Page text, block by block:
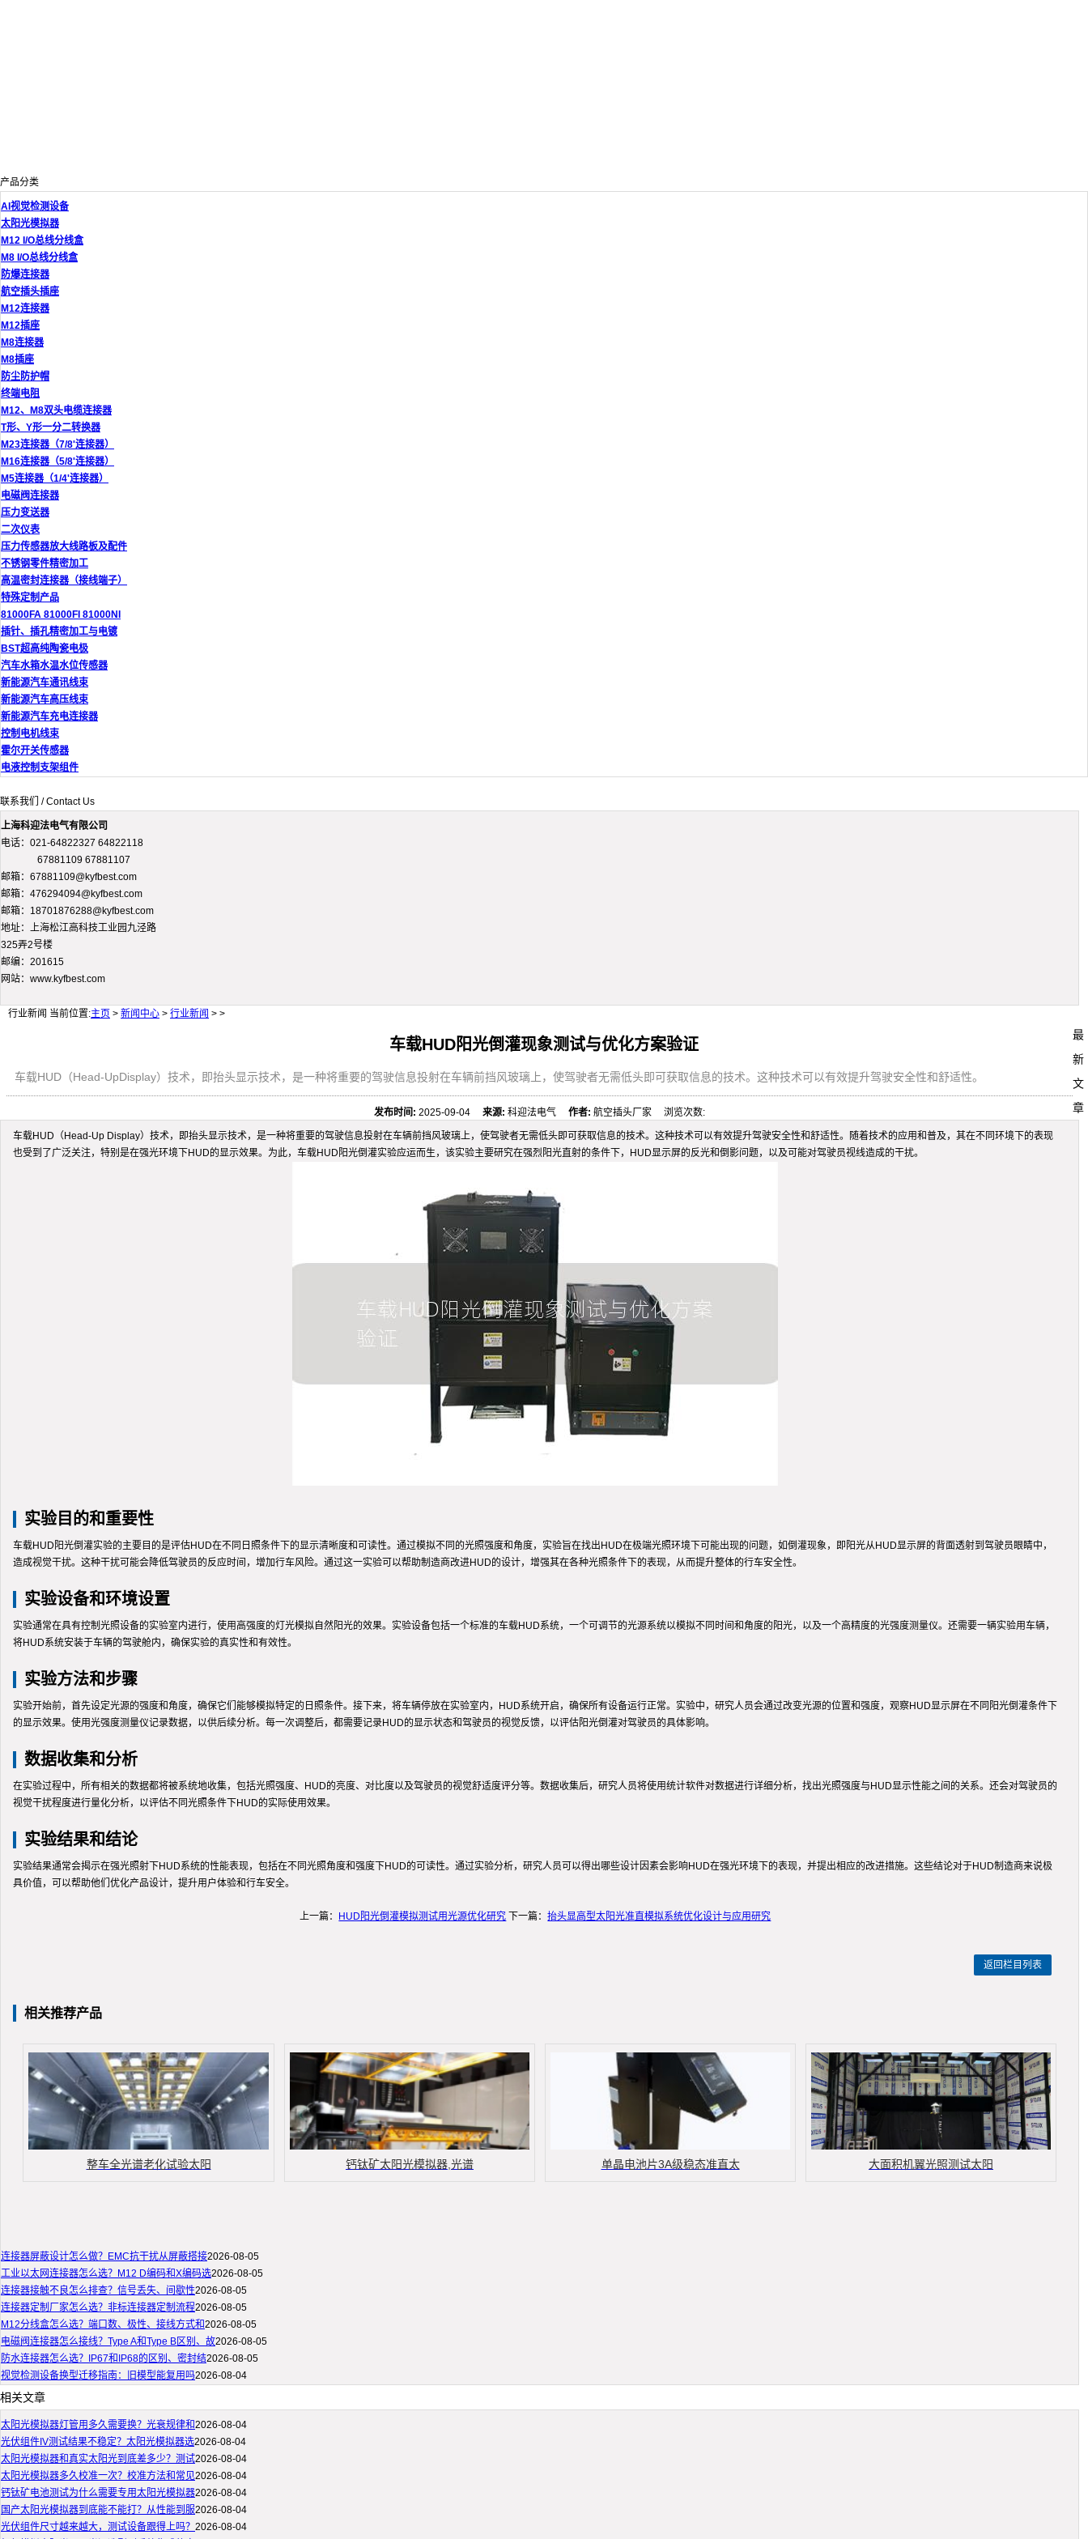
产品分类
AI视觉检测设备
太阳光模拟器
M12 I/O总线分线盒
M8 I/O总线分线盒
防爆连接器
航空插头插座
M12连接器
M12插座
M8连接器
M8插座
防尘防护帽
终端电阻
M12、M8双头电缆连接器
T形、Y形一分二转换器
M23连接器（7/8'连接器）
M16连接器（5/8'连接器）
M5连接器（1/4'连接器）
电磁阀连接器
压力变送器
二次仪表
压力传感器放大线路板及配件
不锈钢零件精密加工
高温密封连接器（接线端子）
特殊定制产品
81000FA 81000FI 81000NI
插针、插孔精密加工与电镀
BST超高纯陶瓷电极
汽车水箱水温水位传感器
新能源汽车通讯线束
新能源汽车高压线束
新能源汽车充电连接器
控制电机线束
霍尔开关传感器
电液控制支架组件
联系我们 / Contact Us
上海科迎法电气有限公司
电话：021-64822327 64822118
67881109 67881107
邮箱：67881109@kyfbest.com
邮箱：476294094@kyfbest.com
邮箱：18701876288@kyfbest.com
地址：上海松江高科技工业园九泾路
325弄2号楼
邮编：201615
网站：www.kyfbest.com
行业新闻 当前位置:主页 > 新闻中心 > 行业新闻 > >
车载HUD阳光倒灌现象测试与优化方案验证
车载HUD（Head-UpDisplay）技术，即抬头显示技术，是一种将重要的驾驶信息投射在车辆前挡风玻璃上，使驾驶者无需低头即可获取信息的技术。这种技术可以有效提升驾驶安全性和舒适性。
发布时间: 2025-09-04来源: 科迎法电气作者: 航空插头厂家 浏览次数:
车载HUD（Head-Up Display）技术，即抬头显示技术，是一种将重要的驾驶信息投射在车辆前挡风玻璃上，使驾驶者无需低头即可获取信息的技术。这种技术可以有效提升驾驶安全性和舒适性。随着技术的应用和普及，其在不同环境下的表现
也受到了广泛关注，特别是在强光环境下HUD的显示效果。为此，车载HUD阳光倒灌实验应运而生，该实验主要研究在强烈阳光直射的条件下，HUD显示屏的反光和倒影问题，以及可能对驾驶员视线造成的干扰。
实验目的和重要性
车载HUD阳光倒灌实验的主要目的是评估HUD在不同日照条件下的显示清晰度和可读性。通过模拟不同的光照强度和角度，实验旨在找出HUD在极端光照环境下可能出现的问题，如倒灌现象，即阳光从HUD显示屏的背面透射到驾驶员眼睛中，
造成视觉干扰。这种干扰可能会降低驾驶员的反应时间，增加行车风险。通过这一实验可以帮助制造商改进HUD的设计，增强其在各种光照条件下的表现，从而提升整体的行车安全性。
实验设备和环境设置
实验通常在具有控制光照设备的实验室内进行，使用高强度的灯光模拟自然阳光的效果。实验设备包括一个标准的车载HUD系统，一个可调节的光源系统以模拟不同时间和角度的阳光，以及一个高精度的光强度测量仪。还需要一辆实验用车辆，
将HUD系统安装于车辆的驾驶舱内，确保实验的真实性和有效性。
实验方法和步骤
实验开始前，首先设定光源的强度和角度，确保它们能够模拟特定的日照条件。接下来，将车辆停放在实验室内，HUD系统开启，确保所有设备运行正常。实验中，研究人员会通过改变光源的位置和强度，观察HUD显示屏在不同阳光倒灌条件下
的显示效果。使用光强度测量仪记录数据，以供后续分析。每一次调整后，都需要记录HUD的显示状态和驾驶员的视觉反馈，以评估阳光倒灌对驾驶员的具体影响。
数据收集和分析
在实验过程中，所有相关的数据都将被系统地收集，包括光照强度、HUD的亮度、对比度以及驾驶员的视觉舒适度评分等。数据收集后，研究人员将使用统计软件对数据进行详细分析，找出光照强度与HUD显示性能之间的关系。还会对驾驶员的
视觉干扰程度进行量化分析，以评估不同光照条件下HUD的实际使用效果。
实验结果和结论
实验结果通常会揭示在强光照射下HUD系统的性能表现，包括在不同光照角度和强度下HUD的可读性。通过实验分析，研究人员可以得出哪些设计因素会影响HUD在强光环境下的表现，并提出相应的改进措施。这些结论对于HUD制造商来说极
具价值，可以帮助他们优化产品设计，提升用户体验和行车安全。
上一篇： HUD阳光倒灌模拟测试用光源优化研究 下一篇：抬头显高型太阳光准直模拟系统优化设计与应用研究
返回栏目列表
相关推荐产品
整车全光谱老化试验太阳 钙钛矿太阳光模拟器,光谱 单晶电池片3A级稳态准直太 大面积机翼光照测试太阳
最
新
文
章
连接器屏蔽设计怎么做？EMC抗干扰从屏蔽搭接2026-08-05
工业以太网连接器怎么选？M12 D编码和X编码选2026-08-05
连接器接触不良怎么排查？信号丢失、间歇性2026-08-05
连接器定制厂家怎么选？非标连接器定制流程2026-08-05
M12分线盒怎么选？端口数、极性、接线方式和2026-08-05
电磁阀连接器怎么接线？Type A和Type B区别、故2026-08-05
防水连接器怎么选？IP67和IP68的区别、密封结2026-08-05
视觉检测设备换型迁移指南：旧模型能复用吗2026-08-04
相关文章
太阳光模拟器灯管用多久需要换？光衰规律和2026-08-04
光伏组件IV测试结果不稳定？太阳光模拟器选2026-08-04
太阳光模拟器和真实太阳光到底差多少？测试2026-08-04
太阳光模拟器多久校准一次？校准方法和常见2026-08-04
钙钛矿电池测试为什么需要专用太阳光模拟器2026-08-04
国产太阳光模拟器到底能不能打？从性能到服2026-08-04
光伏组件尺寸越来越大，测试设备跟得上吗？ 2026-08-04